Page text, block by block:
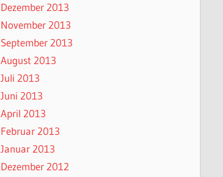
Dezember 2013
November 2013
September 2013
August 2013
Juli 2013
Juni 2013
April 2013
Februar 2013
Januar 2013
Dezember 2012